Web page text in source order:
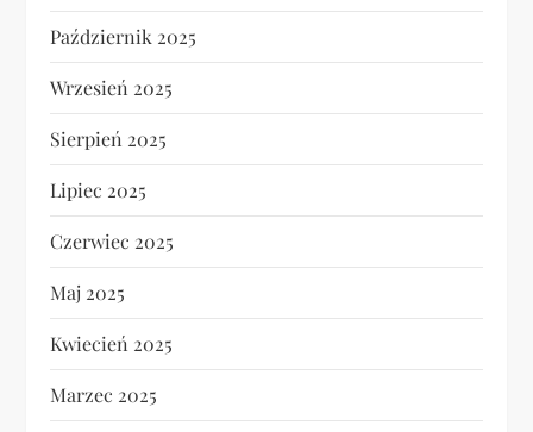
Październik 2025
Wrzesień 2025
Sierpień 2025
Lipiec 2025
Czerwiec 2025
Maj 2025
Kwiecień 2025
Marzec 2025